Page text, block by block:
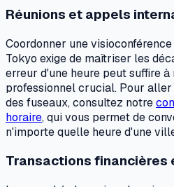
Réunions et appels
Coordonner une
Tokyo exige de maîtriser les
erreur d'une heure peut suffire
professionnel crucial. Pour
des fuseaux, consultez notre
horaire, qui vous permet de
n'importe quelle heure d'une
Transactions